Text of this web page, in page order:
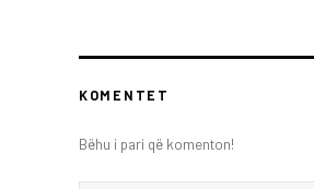
KOMENTET
Bëhu i pari që komenton!